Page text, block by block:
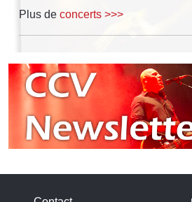
Plus de concerts >>>